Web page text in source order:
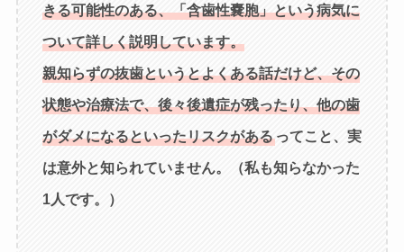
きる可能性のある、「含歯性嚢胞」という病気に
ついて詳しく説明しています。
親知らずの抜歯というとよくある話だけど、その
状態や治療法で、後々後遺症が残ったり、他の歯
がダメになるといったリスクがあるってこと、実
は意外と知られていません。（私も知らなかった
1人です。）